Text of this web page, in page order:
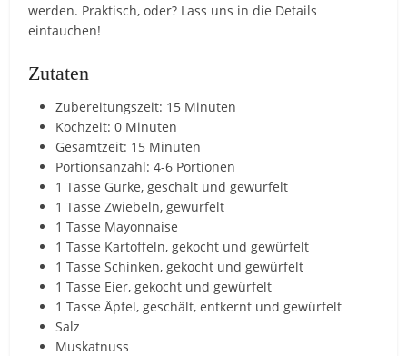
werden. Praktisch, oder? Lass uns in die Details
eintauchen!
Zutaten
Zubereitungszeit: 15 Minuten
Kochzeit: 0 Minuten
Gesamtzeit: 15 Minuten
Portionsanzahl: 4-6 Portionen
1 Tasse Gurke, geschält und gewürfelt
1 Tasse Zwiebeln, gewürfelt
1 Tasse Mayonnaise
1 Tasse Kartoffeln, gekocht und gewürfelt
1 Tasse Schinken, gekocht und gewürfelt
1 Tasse Eier, gekocht und gewürfelt
1 Tasse Äpfel, geschält, entkernt und gewürfelt
Salz
Muskatnuss